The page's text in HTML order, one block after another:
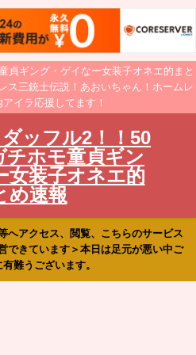
貞ギング・ゲイなー女装子オネエ的まと
ス三銃士伝説！あおいちゃん！ホームレ
イラ応援してます！
ッフル2！！50
チホモ童貞ギン
女装子オネエ的
め速報
へアクセス、閲覧、こちらのサービス
できています＞本日は足元が悪い中ご
難うございます。